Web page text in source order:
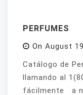
PERFUMES
On August
Catálogo de
llamando al
fácilmente a